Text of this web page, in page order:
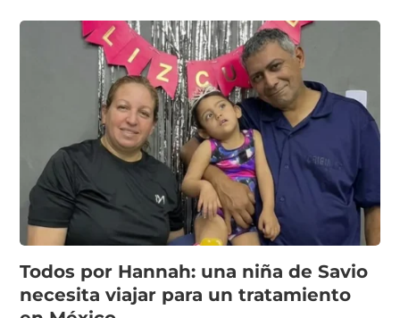
Todos por Hannah: una niña de Savio
necesita viajar para un tratamiento